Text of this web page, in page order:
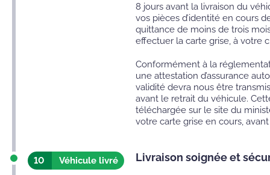
8 jours avant la livraison du
vos pièces d’identité en cours
quittance de moins de trois
effectuer la carte grise, à votre
Conformément à la
une attestation d’assurance
validité devra nous être
avant le retrait du véhicule.
téléchargée sur le site du
votre carte grise en cours,
10 Véhicule livré Livraison soignée et